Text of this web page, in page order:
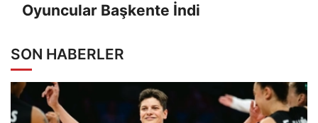
Oyuncular Başkente İndi
SON HABERLER